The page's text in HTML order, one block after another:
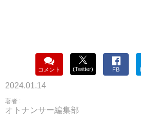
コメント (Twitter) FB
2024.01.14
著者 :
オトナンサー編集部